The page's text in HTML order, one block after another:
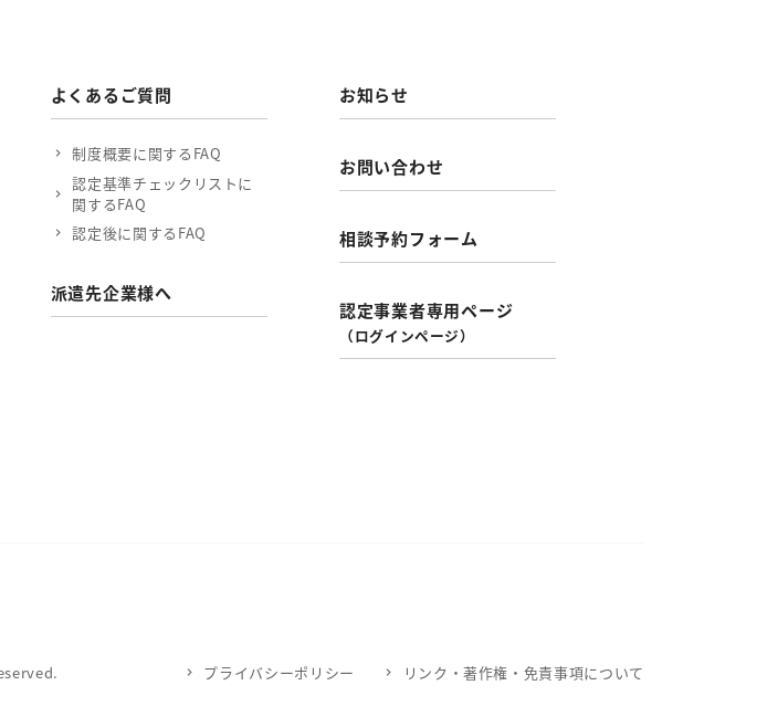
よくあるご質問
制度概要に関するFAQ
認定基準チェックリストに
関するFAQ
認定後に関するFAQ
派遣先企業様へ
お知らせ
お問い合わせ
相談予約フォーム
認定事業者専用ページ
（ログインページ）
プライバシーポリシー リンク・著作権・免責事項について